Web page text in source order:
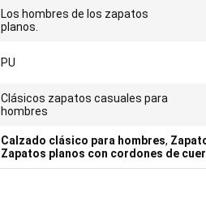
Los hombres de los zapatos
planos.
PU
Clásicos zapatos casuales para
hombres
Calzado clásico para hombres,
Zapatos planos con cordones de